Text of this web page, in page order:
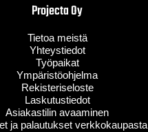
Projecta Oy
Tietoa meistä
Yhteystiedot
Työpaikat
Ympäristöohjelma
Rekisteriseloste
Laskutustiedot
Asiakastilin avaaminen
ja palautukset verkkokaupasta